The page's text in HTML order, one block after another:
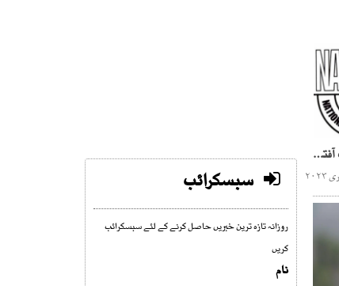
کام میں مداخلت: چیئرمین نیب آفتاب سلطان مستعفی
سبسکرائب
روزانہ تازہ ترین خبریں حاصل کرنے کے لئے سبسکرائب
کریں
نام